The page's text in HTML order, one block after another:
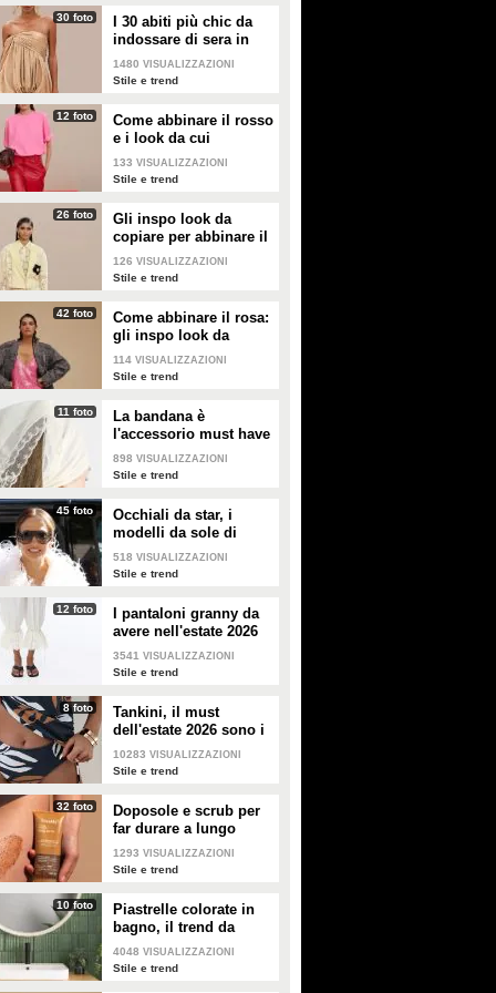
30 foto
I 30 abiti più chic da
indossare di sera in
estate
1480 VISUALIZZAZIONI
Stile e trend
12 foto
Come abbinare il rosso
e i look da cui
prendere ispirazione
133 VISUALIZZAZIONI
Stile e trend
26 foto
Gli inspo look da
copiare per abbinare il
giallo
126 VISUALIZZAZIONI
Stile e trend
42 foto
Come abbinare il rosa:
gli inspo look da
copiare
114 VISUALIZZAZIONI
Stile e trend
11 foto
La bandana è
l'accessorio must have
dell'estate 2026: i
modelli di tendenza
898 VISUALIZZAZIONI
Stile e trend
45 foto
Occhiali da star, i
modelli da sole di
tendenza per l'estate
2026
518 VISUALIZZAZIONI
Stile e trend
12 foto
I pantaloni granny da
avere nell'estate 2026
3541 VISUALIZZAZIONI
Stile e trend
8 foto
Tankini, il must
dell'estate 2026 sono i
costumi con la canotta
10283 VISUALIZZAZIONI
Stile e trend
32 foto
Doposole e scrub per
far durare a lungo
l'abbronzatura in estate
1293 VISUALIZZAZIONI
Stile e trend
10 foto
Piastrelle colorate in
bagno, il trend da
seguire in casa
4048 VISUALIZZAZIONI
Stile e trend
passerelle della Paris Fashion
Week